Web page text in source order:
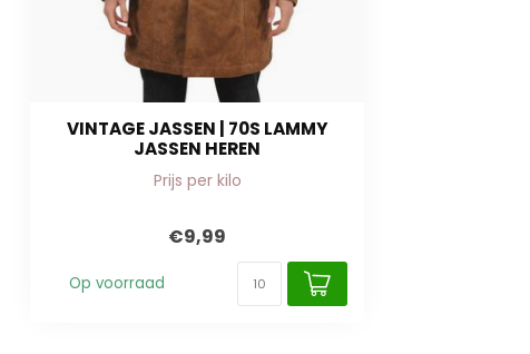
VINTAGE JASSEN | 70S LAMMY
JASSEN HEREN
Prijs per kilo
€9,99
Op voorraad